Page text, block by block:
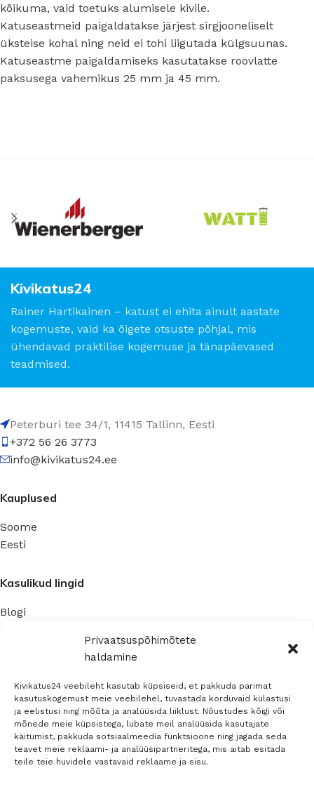
Privaatsuspõhimõtete
haldamine
Kivikatus24 veebileht kasutab küpsiseid, et pakkuda parimat
kasutuskogemust meie veebilehel, tuvastada korduvaid külastusi
ja eelistusi ning mõõta ja analüüsida liiklust. Nõustudes kõigi või
mõnede meie küpsistega, lubate meil analüüsida kasutajate
käitumist, pakkuda sotsiaalmeedia funktsioone ning jagada seda
teavet meie reklaami- ja analüüsipartneritega, mis aitab esitada
teile teie huvidele vastavaid reklaame ja sisu.
kõikuma, vaid toetuks alumisele kivile.
Katuseastmeid paigaldatakse järjest sirgjooneliselt
üksteise kohal ning neid ei tohi liigutada külgsuunas.
Katuseastme paigaldamiseks kasutatakse roovlatte
paksusega vahemikus 25 mm ja 45 mm.
Kivikatus24
Rainer Hartikainen – katust ei ehita ainult aastate
kogemuste, vaid ka õigete otsuste põhjal, mis
ühendavad praktilise kogemuse ja tänapäevased
teadmised.
Peterburi tee 34/1, 11415 Tallinn, Eesti
+372 56 26 3773
info@kivikatus24.ee
Kauplused
Soome
Eesti
Kasulikud lingid
Blogi
Kontaktinfo
Müügitingimused
Sosiaalinen media